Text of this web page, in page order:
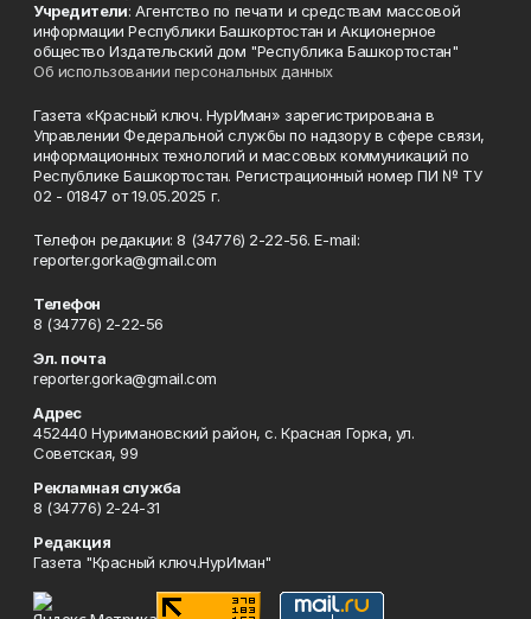
Учредители: Агентство по печати и средствам массовой
информации Республики Башкортостан и Акционерное
общество Издательский дом "Республика Башкортостан"
Об использовании персональных данных
Газета «Красный ключ. НурИман» зарегистрирована в
Управлении Федеральной службы по надзору в сфере связи,
информационных технологий и массовых коммуникаций по
Республике Башкортостан. Регистрационный номер ПИ № ТУ
02 - 01847 от 19.05.2025 г.
Телефон редакции: 8 (34776) 2-22-56. E-mail:
reporter.gorka@gmail.com
Телефон
8 (34776) 2-22-56
Эл. почта
reporter.gorka@gmail.com
Адрес
452440 Нуримановский район, с. Красная Горка, ул.
Советская, 99
Рекламная служба
8 (34776) 2-24-31
Редакция
Газета "Красный ключ.НурИман"